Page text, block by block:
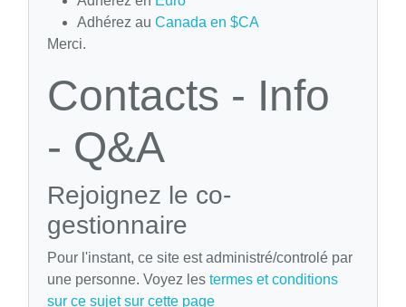
Adhérez au Canada en $CA
Merci.
Contacts - Info
- Q&A
Rejoignez le co-
gestionnaire
Pour l'instant, ce site est administré/controlé par
une personne. Voyez les termes et conditions
sur ce sujet sur cette page